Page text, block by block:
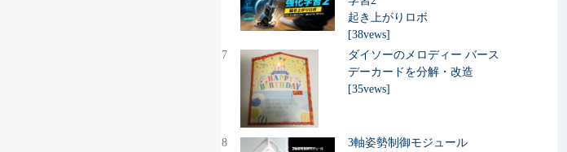
起き上がりロボ
[38vews]
7
ダイソーのメロディー バース
デーカードを分解・改造
[35vews]
8
3軸姿勢制御モジュール